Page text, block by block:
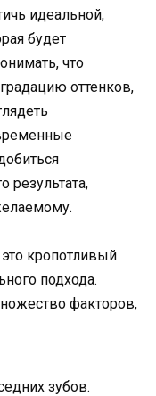
идеальной,
будет
что
оттенков,
результата,
кропотливый
подхода.
факторов,
зубов.